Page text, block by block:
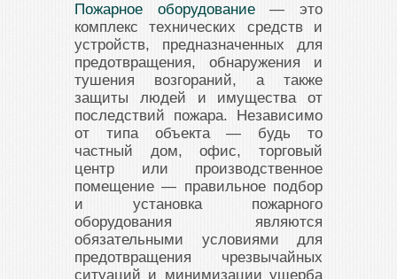
Пожарное оборудование— это
комплекс технических средств и
устройств, предназначенных для
предотвращения, обнаружения и
тушения возгораний, а также
защиты людей и имущества от
последствий пожара. Независимо
от типа объекта — будь то
частный дом, офис, торговый
центр или производственное
помещение — правильное подбор
и установка пожарного
оборудования являются
обязательными условиями для
предотвращения чрезвычайных
ситуаций и минимизации ущерба